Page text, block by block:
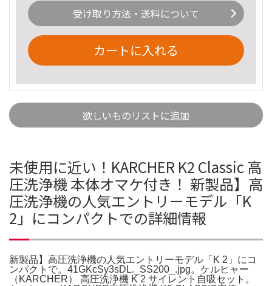
受け取り方法・送料について
カートに入れる
欲しいものリストに追加
未使用に近い！KARCHER K2 Classic 高
圧洗浄機 本体オマケ付き！ 新製品】高
圧洗浄機の人気エントリーモデル「K
2」にコンパクトでの詳細情報
新製品】高圧洗浄機の人気エントリーモデル「K 2」にコ
ンパクトで。41GKcSy3sDL._SS200_.jpg。ケルヒャー
（KARCHER） 高圧洗浄機 K 2 サイレント自吸セット。